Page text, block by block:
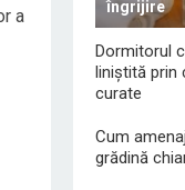
a
îngrijire
Dormitorul
liniștită prin
curate
Cum
grădină